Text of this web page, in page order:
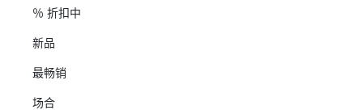
％ 折扣中
新品
最畅销
场合